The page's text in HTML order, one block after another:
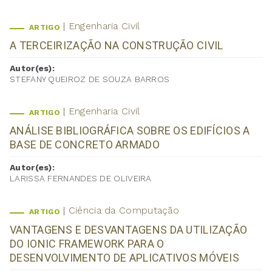
ARTIGO Engenharia Civil
A TERCEIRIZAÇÃO NA CONSTRUÇÃO CIVIL
Autor(es):
STEFANY QUEIROZ DE SOUZA BARROS
ARTIGO Engenharia Civil
ANÁLISE BIBLIOGRÁFICA SOBRE OS EDIFÍCIOS A
BASE DE CONCRETO ARMADO
Autor(es):
LARISSA FERNANDES DE OLIVEIRA
ARTIGO Ciência da Computação
VANTAGENS E DESVANTAGENS DA UTILIZAÇÃO
DO IONIC FRAMEWORK PARA O
DESENVOLVIMENTO DE APLICATIVOS MÓVEIS